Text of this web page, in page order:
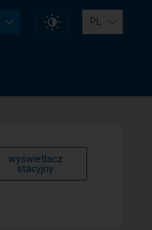
Zmień
kontrast
PL
wyświetlacz
stacyjny